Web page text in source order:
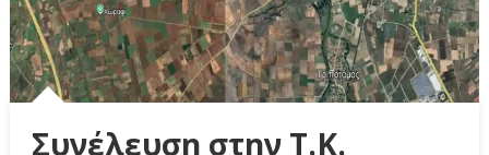
Συνέλευση στην Τ.Κ.